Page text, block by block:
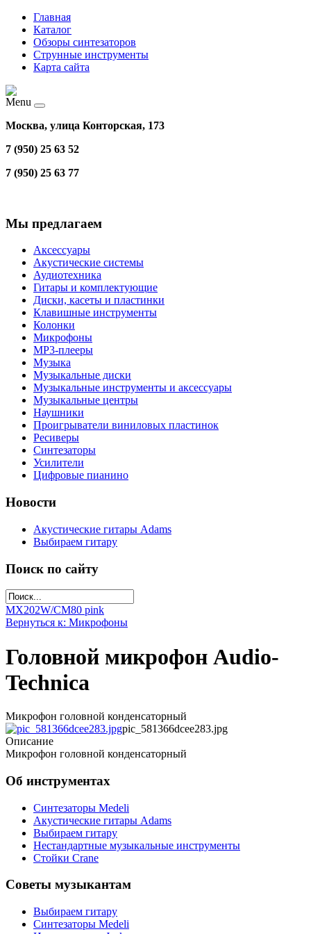
Главная
Каталог
Обзоры синтезаторов
Струнные инструменты
Карта сайта
Menu
Москва, улица Конторская, 173
7 (950) 25 63 52
7 (950) 25 63 77
Мы предлагаем
Аксессуары
Акустические системы
Аудиотехника
Гитары и комплектующие
Диски, касеты и пластинки
Клавишные инструменты
Колонки
Микрофоны
МР3-плееры
Музыка
Музыкальные диски
Музыкальные инструменты и аксессуары
Музыкальные центры
Наушники
Проигрыватели виниловых пластинок
Ресиверы
Синтезаторы
Усилители
Цифровые пианино
Новости
Акустические гитары Adams
Выбираем гитару
Поиск по сайту
MX202W/CM80 pink
Вернуться к: Микрофоны
Головной микрофон Audio-
Technica
Микрофон головной конденсаторный
pic_581366dcee283.jpg
Описание
Микрофон головной конденсаторный
Об инструментах
Синтезаторы Мedeli
Акустические гитары Adams
Выбираем гитару
Нестандартные музыкальные инструменты
Стойки Crane
Советы музыкантам
Выбираем гитару
Синтезаторы Мedeli